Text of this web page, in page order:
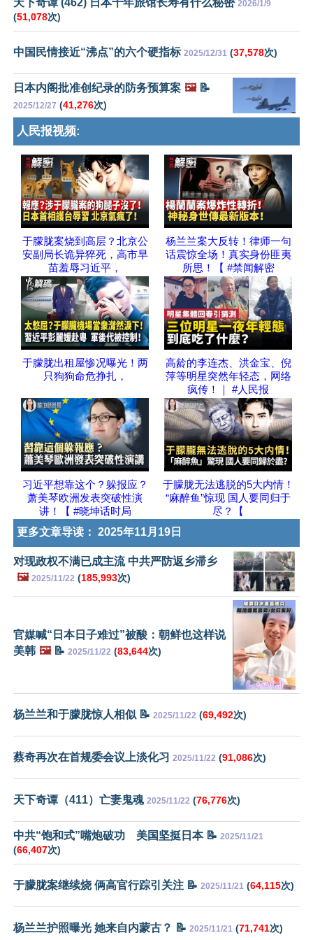
天下奇谭 (462) 日本千年旅馆长寿有什么秘密 2026/1/9
(51,078次)
中国民情接近“沸点”的六个硬指标 2025/12/31 (37,578次)
日本内阁批准创纪录的防务预算案 🖼️📝
2025/12/27 (41,276次)
人民报视频:
于朦胧案烧到高层？北京公
安副局长诡异猝死，高市早
苗羞辱习近平，
杨兰兰案大反转！律师一句
话震惊全场！真实身份匪夷
所思！【 #禁闻解密
于朦胧出租屋惨况曝光！两
只狗狗命危挣扎，
高龄的李连杰、洪金宝、倪
萍等明星突然年轻态，网络
疯传！｜ #人民报
习近平想靠这个？躲报应？
萧美琴欧洲发表突破性演
讲！【 #晓坤话时局
于朦胧无法逃脱的5大内情！
“麻醉鱼”惊现 国人要同归于
尽？【
更多文章导读： 2025年11月19日
对现政权不满已成主流 中共严防返乡滞乡
🖼️ 2025/11/22 (185,993次)
官媒喊“日本日子难过”被酸：朝鲜也这样说
美韩 🖼️📝 2025/11/22 (83,644次)
杨兰兰和于朦胧惊人相似 📝 2025/11/22 (69,492次)
蔡奇再次在首规委会议上淡化习 2025/11/22 (91,086次)
天下奇谭（411）亡妻鬼魂 2025/11/22 (76,776次)
中共“饱和式”嘴炮破功 美国坚挺日本 📝 2025/11/21
(66,407次)
于朦胧案继续烧 俩高官行踪引关注 📝 2025/11/21 (64,115次)
杨兰兰护照曝光 她来自内蒙古？ 📝 2025/11/21 (71,741次)